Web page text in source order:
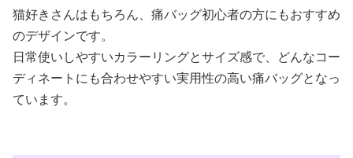
猫好きさんはもちろん、痛バッグ初心者の方にもおすすめ
のデザインです。
日常使いしやすいカラーリングとサイズ感で、どんなコー
ディネートにも合わせやすい実用性の高い痛バッグとなっ
ています。